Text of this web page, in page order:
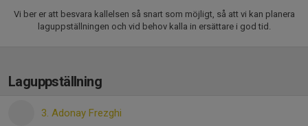
Vi ber er att besvara kallelsen så snart som möjligt, så att vi kan planera
laguppställningen och vid behov kalla in ersättare i god tid.
Laguppställning
3. Adonay Frezghi